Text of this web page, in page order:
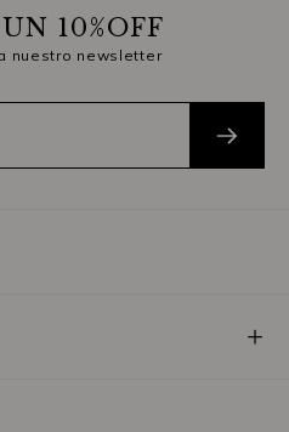
10%OFF
nuestro newsletter